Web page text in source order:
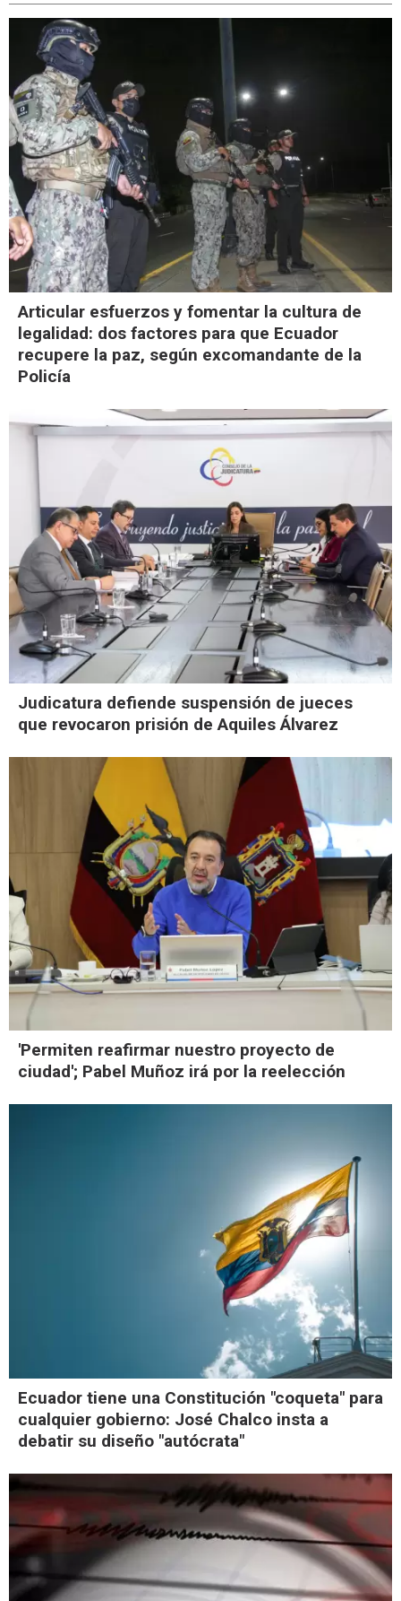
Articular esfuerzos y fomentar la cultura de
legalidad: dos factores para que Ecuador
recupere la paz, según excomandante de la
Policía
Judicatura defiende suspensión de jueces
que revocaron prisión de Aquiles Álvarez
'Permiten reafirmar nuestro proyecto de
ciudad'; Pabel Muñoz irá por la reelección
Ecuador tiene una Constitución "coqueta" para
cualquier gobierno: José Chalco insta a
debatir su diseño "autócrata"